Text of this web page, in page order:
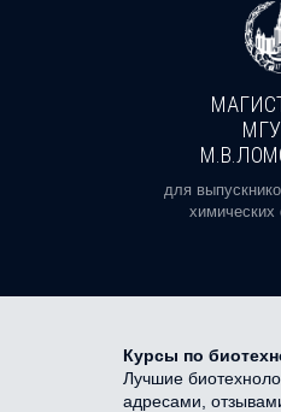
для
химических
Курсы по
Лучшие
адресами,